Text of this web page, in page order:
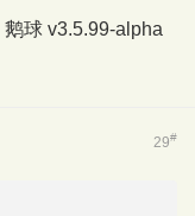
鹅球 v3.5.99-alpha
29#